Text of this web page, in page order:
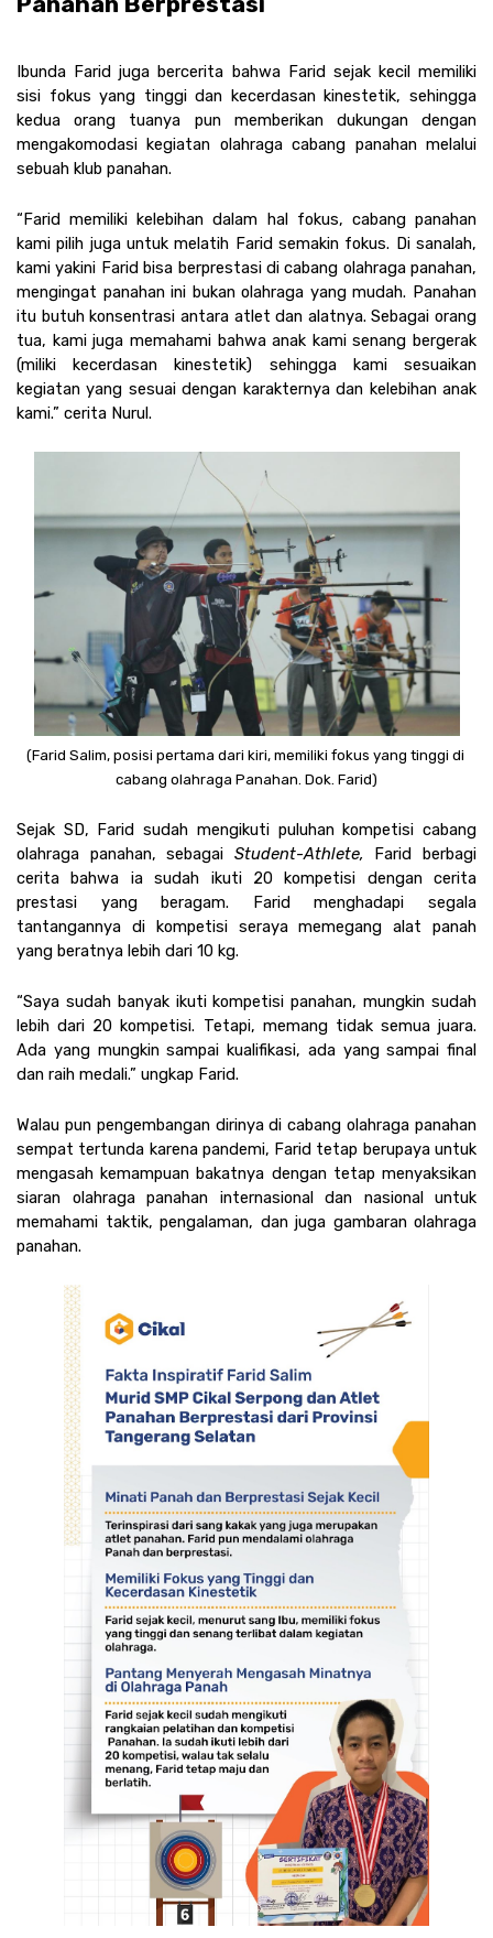
Ibunda Farid juga bercerita bahwa Farid sejak kecil memiliki
sisi fokus yang tinggi dan kecerdasan kinestetik, sehingga
kedua orang tuanya pun memberikan dukungan dengan
mengakomodasi kegiatan olahraga cabang panahan melalui
sebuah klub panahan.
“Farid memiliki kelebihan dalam hal fokus, cabang panahan
kami pilih juga untuk melatih Farid semakin fokus. Di sanalah,
kami yakini Farid bisa berprestasi di cabang olahraga panahan,
mengingat panahan ini bukan olahraga yang mudah. Panahan
itu butuh konsentrasi antara atlet dan alatnya. Sebagai orang
tua, kami juga memahami bahwa anak kami senang bergerak
(miliki kecerdasan kinestetik) sehingga kami sesuaikan
kegiatan yang sesuai dengan karakternya dan kelebihan anak
kami.” cerita Nurul.
(Farid Salim, posisi pertama dari kiri, memiliki fokus yang tinggi di
cabang olahraga Panahan. Dok. Farid)
Sejak SD, Farid sudah mengikuti puluhan kompetisi cabang
olahraga panahan, sebagai Student-Athlete, Farid berbagi
cerita bahwa ia sudah ikuti 20 kompetisi dengan cerita
prestasi yang beragam. Farid menghadapi segala
tantangannya di kompetisi seraya memegang alat panah
yang beratnya lebih dari 10 kg.
“Saya sudah banyak ikuti kompetisi panahan, mungkin sudah
lebih dari 20 kompetisi. Tetapi, memang tidak semua juara.
Ada yang mungkin sampai kualifikasi, ada yang sampai final
dan raih medali.” ungkap Farid.
Walau pun pengembangan dirinya di cabang olahraga panahan
sempat tertunda karena pandemi, Farid tetap berupaya untuk
mengasah kemampuan bakatnya dengan tetap menyaksikan
siaran olahraga panahan internasional dan nasional untuk
memahami taktik, pengalaman, dan juga gambaran olahraga
panahan.